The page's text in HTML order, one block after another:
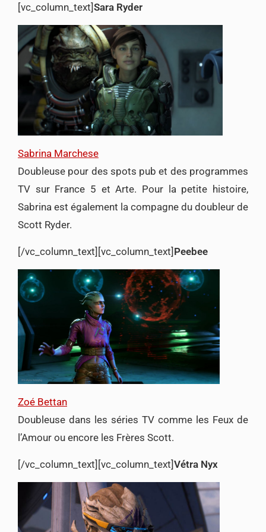
[vc_column_text]Sara Ryder
Sabrina Marchese
Doubleuse pour des spots pub et des programmes
TV sur France 5 et Arte. Pour la petite histoire,
Sabrina est également la compagne du doubleur de
Scott Ryder.
[/vc_column_text][vc_column_text] Peebee
Zoé Bettan
Doubleuse dans les séries TV comme les Feux de
l’Amour ou encore les Frères Scott.
[/vc_column_text][vc_column_text]Vétra Nyx